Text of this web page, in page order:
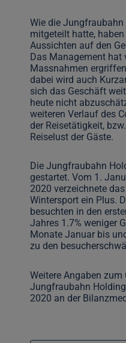
Wie die
mitgeteilt hatte,
Aussichten auf den
Das Management hat
Massnahmen
dabei wird auch
sich das Geschäft
heute nicht
weiteren Verlauf des
der Reisetätigkeit,
Reiselust der Gäste.
Die Jungfraubahn
gestartet. Vom 1.
2020 verzeichnete
Wintersport ein Plus.
besuchten in den
Jahres 1.7% weniger
Monate Januar bis
zu den
Weitere Angaben
Jungfraubahn
2020 an der